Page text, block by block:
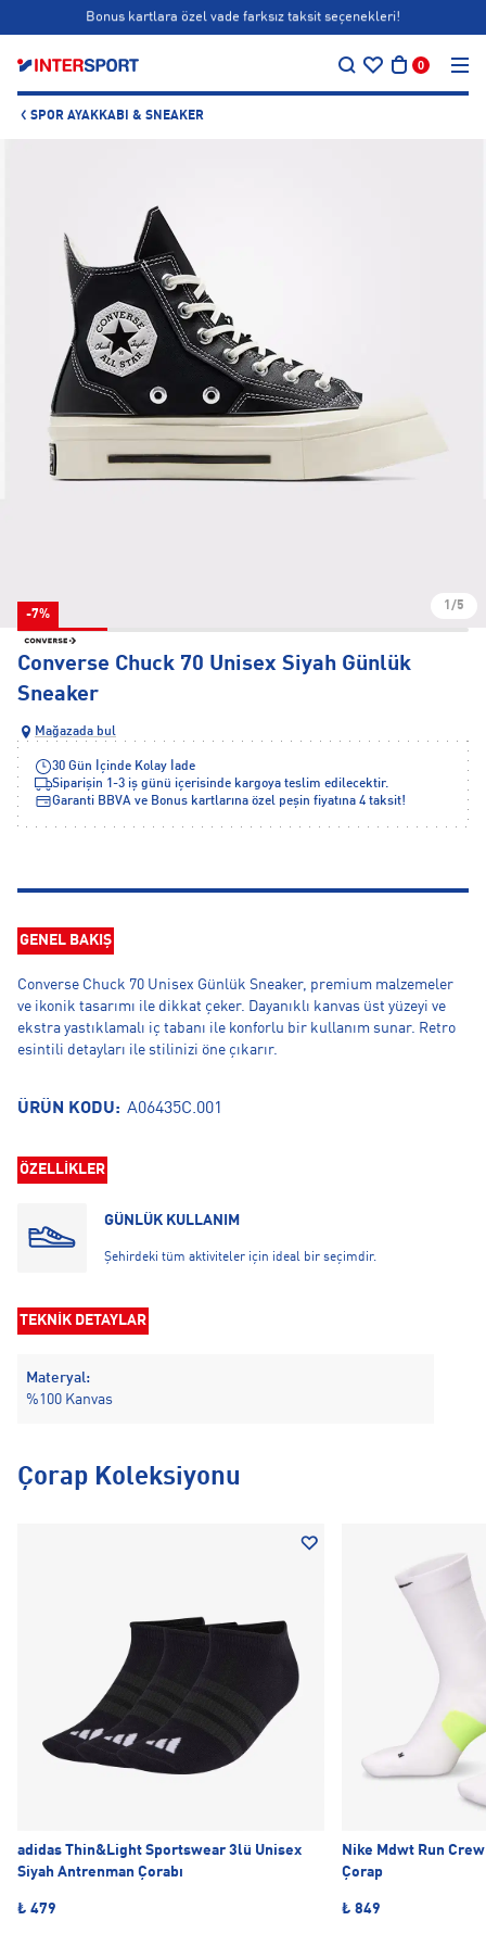
Bonus kartlara özel vade farksız taksit seçenekleri!
0
SPOR AYAKKABI & SNEAKER
-7%
1/5
Converse Chuck 70 Unisex Siyah Günlük
Sneaker
Mağazada bul
30 Gün İçinde Kolay İade
Siparişin 1-3 iş günü içerisinde kargoya teslim edilecektir.
Garanti BBVA ve Bonus kartlarına özel peşin fiyatına 4 taksit!
GENEL BAKIŞ
Converse Chuck 70 Unisex Günlük Sneaker, premium malzemeler
ve ikonik tasarımı ile dikkat çeker. Dayanıklı kanvas üst yüzeyi ve
ekstra yastıklamalı iç tabanı ile konforlu bir kullanım sunar. Retro
esintili detayları ile stilinizi öne çıkarır.
ÜRÜN KODU: A06435C.001
ÖZELLİKLER
GÜNLÜK KULLANIM
Şehirdeki tüm aktiviteler için ideal bir seçimdir.
TEKNİK DETAYLAR
Materyal:
%100 Kanvas
Çorap Koleksiyonu
adidas Thin&Light Sportswear 3lü Unisex
Siyah Antrenman Çorabı
₺ 479
Nike Mdwt Run
Çorap
₺ 849